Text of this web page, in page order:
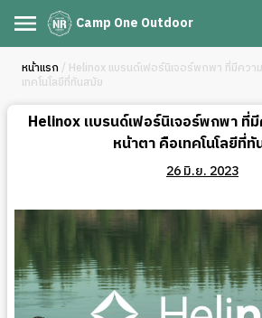
Camp One Outdoor
หน้าแรก / Helinox แบรนด์เฟอร์นิเจอร์พกพา ที่มีคว
เทคโนโลยีที่ทันสมัย
Helinox แบรนด์เฟอร์นิเจอร์พกพา ที่
หน้าตา คือเทคโนโลยีที่
26 มิ.ย. 2023